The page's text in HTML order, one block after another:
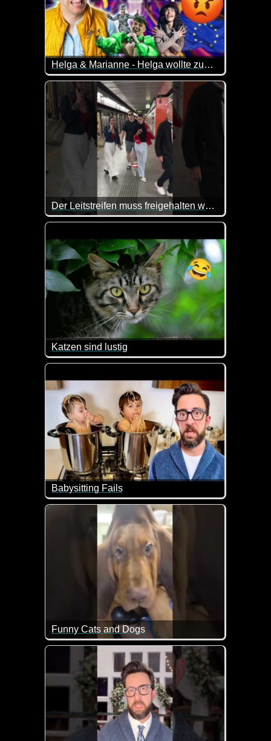
Helga & Marianne - Helga wollte zum Grand Prix
Helga hatte sich 97 beim Grand Prix beworben,
Der Leitstreifen muss freigehalten werden
Das ist doch mal eine mehr als deutliche Ansage :-)
Katzen sind lustig
Ja, mal wieder Katzen ;-). Aber sie sind im Netz
Babysitting Fails
Hier kann Adam Rose mal wieder nur mit dem
Funny Cats and Dogs
Das sind wieder mal echt lustige Szenen mit